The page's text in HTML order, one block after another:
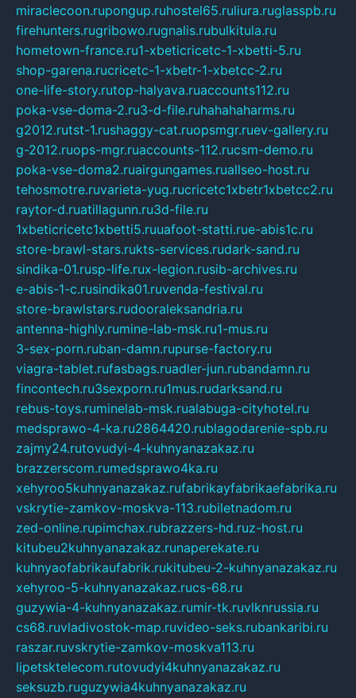
miraclecoon.rupongup.ruhostel65.ruliura.ruglasspb.ru
firehunters.rugribowo.rugnalis.rubulkitula.ru
hometown-france.ru1-xbeticricetc-1-xbetti-5.ru
shop-garena.rucricetc-1-xbetr-1-xbetcc-2.ru
one-life-story.rutop-halyava.ruaccounts112.ru
poka-vse-doma-2.ru3-d-file.ruhahahaharms.ru
g2012.rutst-1.rushaggy-cat.ruopsmgr.ruev-gallery.ru
g-2012.ruops-mgr.ruaccounts-112.rucsm-demo.ru
poka-vse-doma2.ruairgungames.ruallseo-host.ru
tehosmotre.ruvarieta-yug.rucricetc1xbetr1xbetcc2.ru
raytor-d.ruatillagunn.ru3d-file.ru
1xbeticricetc1xbetti5.ruuafoot-statti.rue-abis1c.ru
store-brawl-stars.rukts-services.rudark-sand.ru
sindika-01.rusp-life.rux-legion.rusib-archives.ru
e-abis-1-c.rusindika01.ruvenda-festival.ru
store-brawlstars.rudooraleksandria.ru
antenna-highly.rumine-lab-msk.ru1-mus.ru
3-sex-porn.ruban-damn.rupurse-factory.ru
viagra-tablet.rufasbags.ruadler-jun.rubandamn.ru
fincontech.ru3sexporn.ru1mus.rudarksand.ru
rebus-toys.ruminelab-msk.rualabuga-cityhotel.ru
medsprawo-4-ka.ru2864420.rublagodarenie-spb.ru
zajmy24.rutovudyi-4-kuhnyanazakaz.ru
brazzerscom.rumedsprawo4ka.ru
xehyroo5kuhnyanazakaz.rufabrikayfabrikaefabrika.ru
vskrytie-zamkov-moskva-113.rubiletnadom.ru
zed-online.rupimchax.rubrazzers-hd.ruz-host.ru
kitubeu2kuhnyanazakaz.runaperekate.ru
kuhnyaofabrikaufabrik.rukitubeu-2-kuhnyanazakaz.ru
xehyroo-5-kuhnyanazakaz.rucs-68.ru
guzywia-4-kuhnyanazakaz.rumir-tk.ruvlknrussia.ru
cs68.ruvladivostok-map.ruvideo-seks.rubankaribi.ru
raszar.ruvskrytie-zamkov-moskva113.ru
lipetsktelecom.rutovudyi4kuhnyanazakaz.ru
seksuzb.ruguzywia4kuhnyanazakaz.ru